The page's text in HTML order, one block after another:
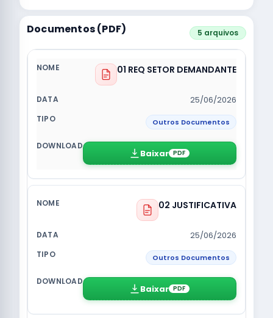
Documentos (PDF) 5 arquivos
01 REQ SETOR DEMANDANTE
25/06/2026
Outros Documentos
Baixar PDF
02 JUSTIFICATIVA
25/06/2026
Outros Documentos
Baixar PDF